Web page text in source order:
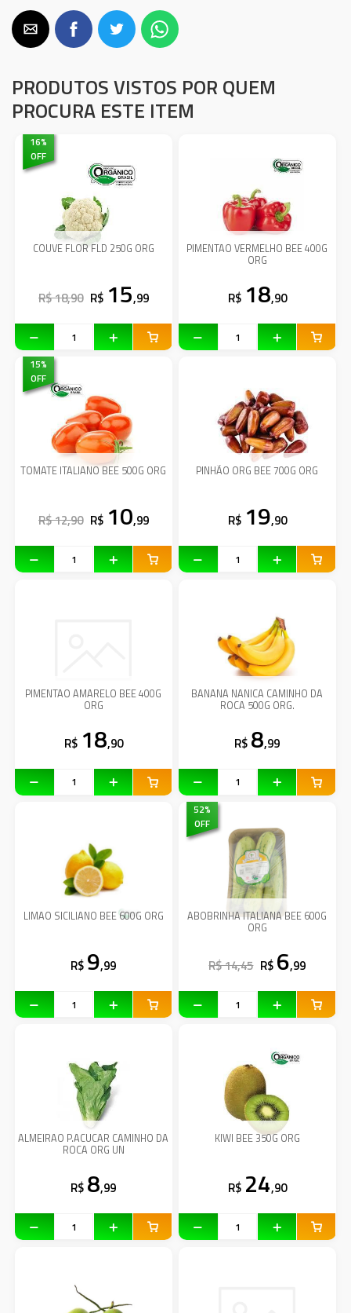
PRODUTOS VISTOS POR QUEM
PROCURA ESTE ITEM
16%
OFF
COUVE FLOR FLD 250G ORG
R$ 18,90 R$ 15,99
PIMENTAO VERMELHO BEE 400G
ORG
R$ 18,90
15%
OFF
TOMATE ITALIANO BEE 500G ORG
R$ 12,90 R$ 10,99
PINHÃO ORG BEE 700G ORG
R$ 19,90
PIMENTAO AMARELO BEE 400G
ORG
R$ 18,90
BANANA NANICA CAMINHO DA
ROCA 500G ORG.
R$ 8,99
LIMAO SICILIANO BEE 600G ORG
R$ 9,99
52%
OFF
ABOBRINHA ITALIANA BEE 600G
ORG
R$ 14,45 R$ 6,99
ALMEIRAO P.ACUCAR CAMINHO DA
ROCA ORG UN
R$ 8,99
KIWI BEE 350G ORG
R$ 24,90